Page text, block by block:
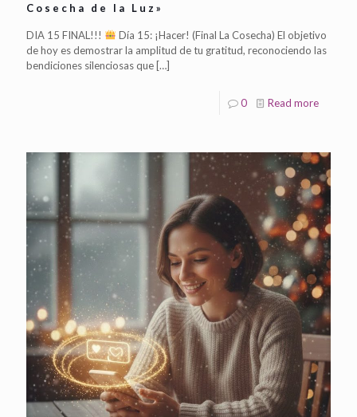
Cosecha de la Luz»
DIA 15 FINAL!!!
Día 15: ¡Hacer! (Final La Cosecha) El objetivo
de hoy es demostrar la amplitud de tu gratitud, reconociendo las
bendiciones silenciosas que […]
0 Read more